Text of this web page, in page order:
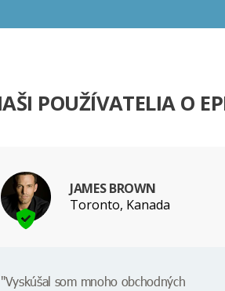
POUŽÍVATELIA O
JAMES BROWN
Toronto, Kanada
"Vyskúšal som mnoho obchodných